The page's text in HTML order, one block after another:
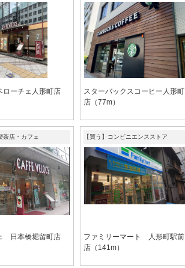
ローチェ人形町店
スターバックスコーヒー人形町
店（77m）
茶店・カフェ
日本橋堀留町店
【買う】コンビニエンスストア
ファミリーマート 人形町駅前
店（141m）